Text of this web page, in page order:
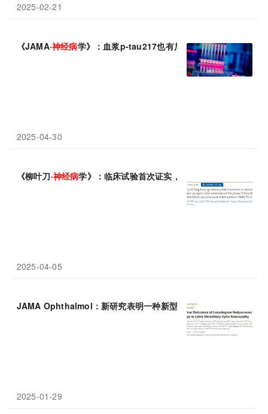
2025-02-21
《JAMA·神经病学》：血浆p-tau217也有局限性！科学家发现，
2025-04-30
《柳叶刀·神经病学》：临床试验首次证实，提前数年接受抗Aβ抗
2025-04-05
JAMA Ophthalmol：新研究表明一种新型基因疗法有望治疗莱伯
2025-01-29